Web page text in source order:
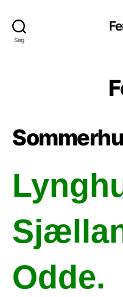
Søg
Odde.